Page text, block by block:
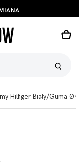
Hilfiger Biały/Guma